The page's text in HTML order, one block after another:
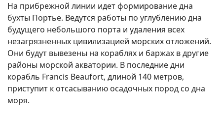
На прибрежной линии идет формирование дна
бухты Портье. Ведутся работы по углублению дна
будущего небольшого порта и удаления всех
незагрязненных цивилизацией морских отложений.
Они будут вывезены на кораблях и баржах в другие
районы морской акватории. В последние дни
корабль Francis Beaufort, длиной 140 метров,
приступит к отсасыванию осадочных пород со дна
моря.